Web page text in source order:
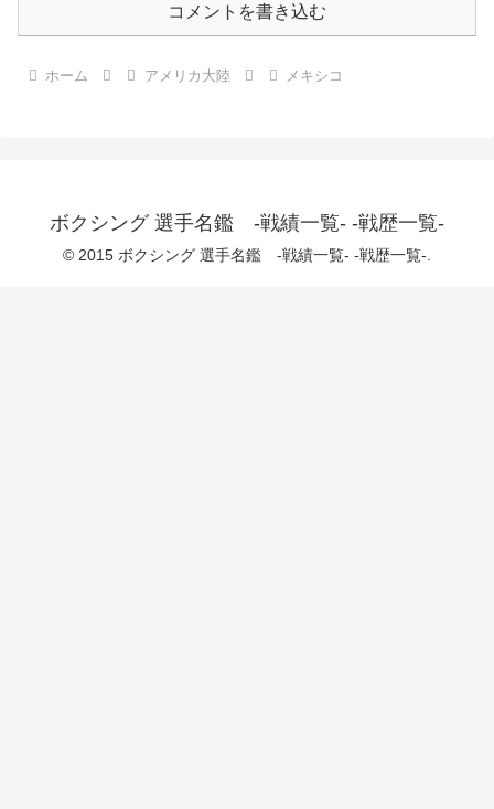
コメントを書き込む
ホーム アメリカ大陸 メキシコ
ボクシング 選手名鑑 -戦績一覧- -戦歴一覧-
© 2015 ボクシング 選手名鑑 -戦績一覧- -戦歴一覧-.